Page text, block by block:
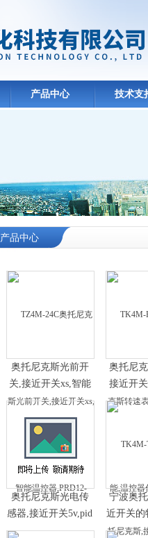
产品中心 技术支
距离传感器/槽形传感器和槽型光栅传感器
产品中心
奥托尼克斯光前开
关,接近开关xs,智能
温控器,PRD12-
8DN2
奥托尼
接近开
器作用
奥托尼克斯光电传
感器,接近开关5v,pid
温控器自整
宁波奥
近开关的
控器